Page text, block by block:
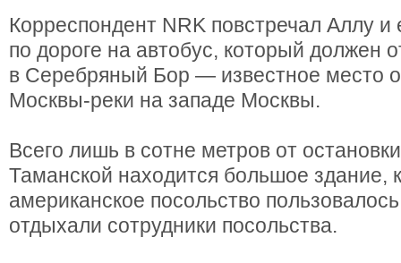
Корреспондент NRK повстречал Аллу и
по дороге на автобус, который должен
в Серебряный Бор — известное место
Москвы-реки на западе Москвы.
Всего лишь в сотне метров от
Таманской находится большое здание,
американское посольство
отдыхали сотрудники посольства.